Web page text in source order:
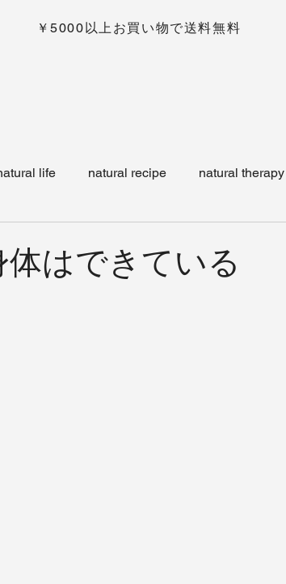
￥5000以上お買い物で送料無料
life natural recipe natural therapy
はできている